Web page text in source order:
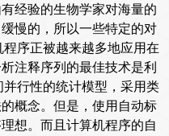
经验的生物学家对海量的
慢的，所以一些特定的对
序正被越来越多地应用在
注释序列的最佳技术是利
行性的统计模型，采用类
概念。但是，使用自动标
想。而且计算机程序的自